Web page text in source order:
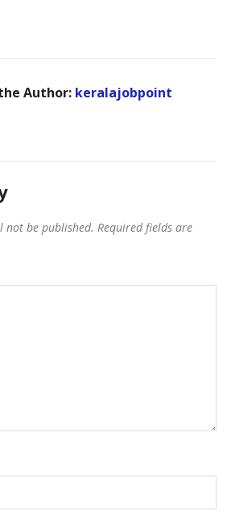
Author: keralajobpoint
not be published. Required fields are